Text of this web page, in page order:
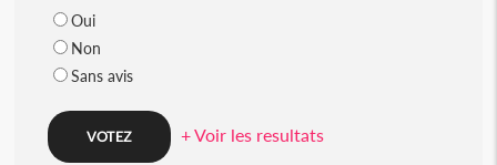
Oui
Non
Sans avis
+ Voir les resultats